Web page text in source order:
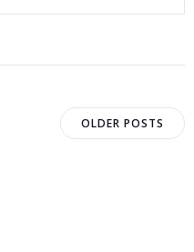
Posts
OLDER POSTS